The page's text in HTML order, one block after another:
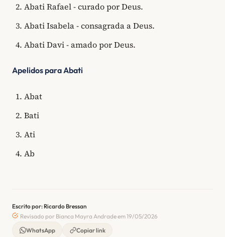
Abati Rafael - curado por Deus.
Abati Isabela - consagrada a Deus.
Abati Davi - amado por Deus.
Apelidos para Abati
Abat
Bati
Ati
Ab
Escrito por: Ricardo Bressan
Revisado por Bianca Mayra Andrade em 19/05/2026
WhatsApp
Copiar link